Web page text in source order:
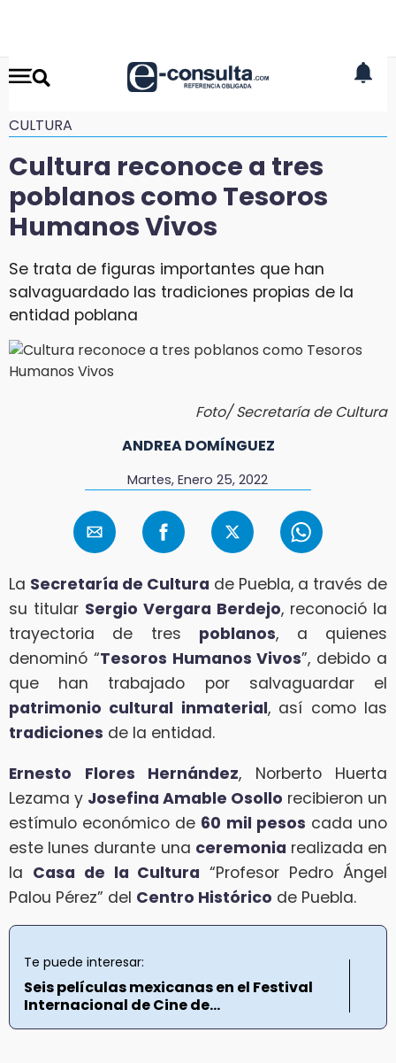
CULTURA
Cultura reconoce a tres
poblanos como Tesoros
Humanos Vivos
Se trata de figuras importantes que han
salvaguardado las tradiciones propias de la
entidad poblana
Foto/ Secretaría de Cultura
ANDREA DOMÍNGUEZ
Martes, Enero 25, 2022
La Secretaría de Cultura de Puebla, a través de
su titular Sergio Vergara Berdejo, reconoció la
trayectoria de tres poblanos, a quienes
denominó “Tesoros Humanos Vivos”, debido a
que han trabajado por salvaguardar el
patrimonio cultural inmaterial, así como las
tradiciones de la entidad.
Ernesto Flores Hernández, Norberto Huerta
Lezama y Josefina Amable Osollo recibieron un
estímulo económico de 60 mil pesos cada uno
este lunes durante una ceremonia realizada en
la Casa de la Cultura “Profesor Pedro Ángel
Palou Pérez” del Centro Histórico de Puebla.
Te puede interesar:
Seis películas mexicanas en el Festival
Internacional de Cine de...